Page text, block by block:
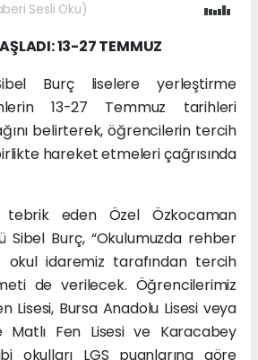
Sesli Oku)
13-27 TEMMUZ
Burç liselere yerleştirme
13-27 Temmuz tarihleri
belirterek, öğrencilerin tercih
hareket etmeleri çağrısında
tebrik eden Özel Özkocaman
Sibel Burç, “Okulumuzda rehber
idaremiz tarafından tercih
de verilecek. Öğrencilerimiz
Lisesi, Bursa Anadolu Lisesi veya
Matlı Fen Lisesi ve Karacabey
okulları LGS puanlarına göre